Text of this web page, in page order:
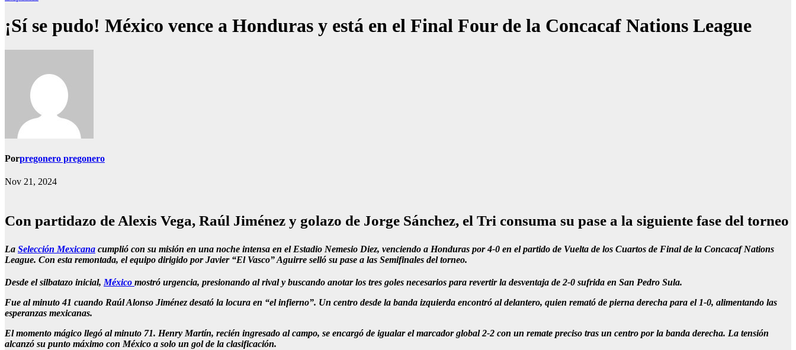
¡Sí se pudo! México vence a Honduras y está en el Final Four de la Concacaf Nations League
Porpregonero pregonero
Nov 21, 2024
Con partidazo de Alexis Vega, Raúl Jiménez y golazo de Jorge Sánchez, el Tri consuma su pase a la siguiente fase del torneo
La Selección Mexicana cumplió con su misión en una noche intensa en el Estadio Nemesio Diez, venciendo a Honduras por 4-0 en el partido de Vuelta de los Cuartos de Final de la Concacaf Nations
League. Con esta remontada, el equipo dirigido por Javier “El Vasco” Aguirre selló su pase a las Semifinales del torneo.
Desde el silbatazo inicial, México mostró urgencia, presionando al rival y buscando anotar los tres goles necesarios para revertir la desventaja de 2-0 sufrida en San Pedro Sula.
Fue al minuto 41 cuando Raúl Alonso Jiménez desató la locura en “el infierno”. Un centro desde la banda izquierda encontró al delantero, quien remató de pierna derecha para el 1-0, alimentando las
esperanzas mexicanas.
El momento mágico llegó al minuto 71. Henry Martín, recién ingresado al campo, se encargó de igualar el marcador global 2-2 con un remate preciso tras un centro por la banda derecha. La tensión
alcanzó su punto máximo con México a solo un gol de la clasificación.